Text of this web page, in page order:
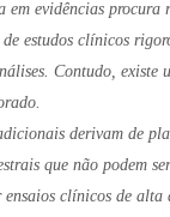
em evidências procura
estudos clínicos
Contudo, existe
derivam de
que não podem
ensaios clínicos de alta